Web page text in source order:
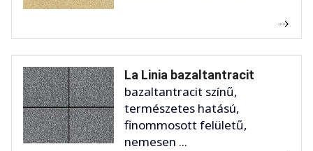
La Linia bazaltantracit
bazaltantracit színű,
természetes hatású,
finommosott felületű,
nemesen ...